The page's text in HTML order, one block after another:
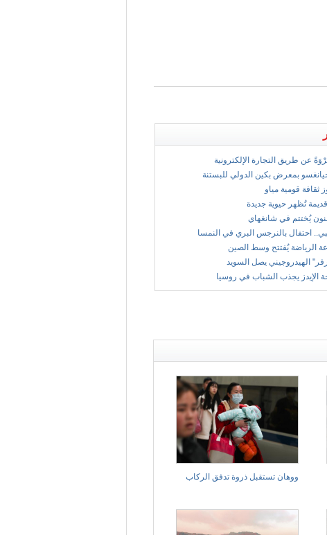
عن طريق التجارة الإلكترونية
بمعرض بكين الدولي للبستنة
ثقافة قومية مياو
تُظهر حيوية جديدة
يُختتم في شانغهاي
احتفال بالنرجس البري في النمسا
الرياضة يُفتتح وسط الصين
الهيدروجيني يصل السويد
الإيدز يجذب الشباب في روسيا
ووهان تستقبل ذروة تدفق الركاب